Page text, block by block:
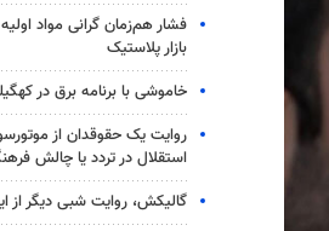
فشار هم‌زمان گرانی مواد
بازار پلاستیک
خاموشی با برنامه برق در
روایت یک حقوقدان از
استقلال در تردد یا چالش
گالیکش، روایت شبی دیگر از